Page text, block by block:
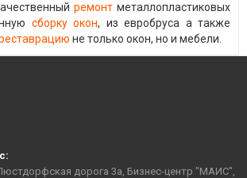
ремонт металлопластиковых
сборку окон, из евробруса а также
не только окон, но и мебели.
дорога 3а, Бизнес-центр "МАИС",